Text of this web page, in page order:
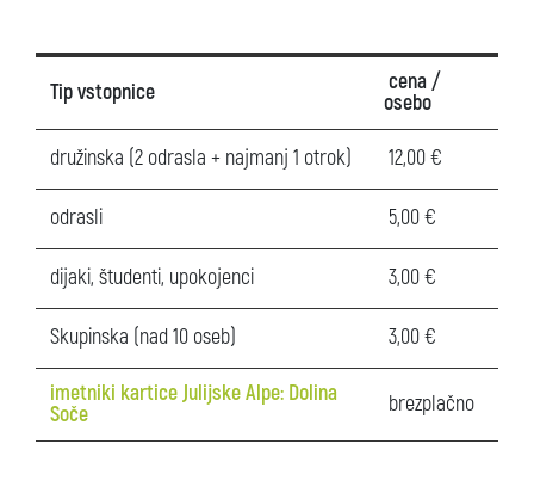
Tip vstopnice cena /
osebo
družinska (2 odrasla + najmanj 1 otrok)
12,00 €
odrasli 5,00 €
dijaki, študenti, upokojenci 3,00 €
Skupinska (nad 10 oseb) 3,00 €
imetniki karticeJulijske Alpe: Dolina
Soče brezplačno